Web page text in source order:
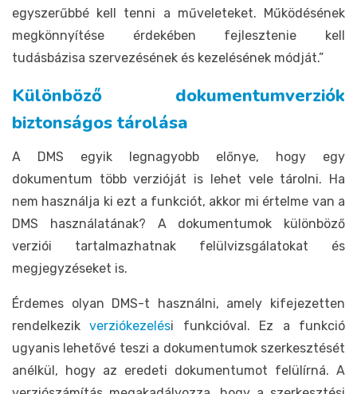
egyszerűbbé kell tenni a műveleteket. Működésének
megkönnyítése érdekében fejlesztenie kell
tudásbázisa szervezésének és kezelésének módját.”
Különböző dokumentumverziók
biztonságos tárolása
A DMS egyik legnagyobb előnye, hogy egy
dokumentum több verzióját is lehet vele tárolni. Ha
nem használja ki ezt a funkciót, akkor mi értelme van a
DMS használatának? A dokumentumok különböző
verziói tartalmazhatnak felülvizsgálatokat és
megjegyzéseket is.
Érdemes olyan DMS-t használni, amely kifejezetten
rendelkezikverziókezelési funkcióval. Ez a funkció
ugyanis lehetővé teszi a dokumentumok szerkesztését
anélkül, hogy az eredeti dokumentumot felülírná. A